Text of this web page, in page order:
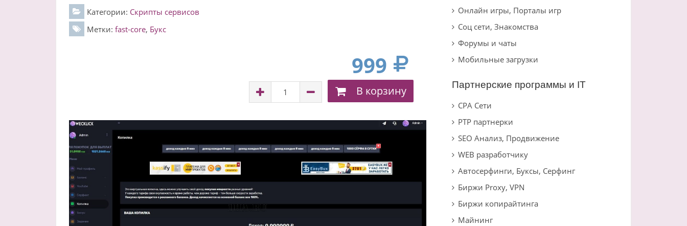
Категории: Скрипты сервисов
Метки: fast-core, Букс
999
В корзину
Онлайн игры, Порталы игр
Соц сети, Знакомства
Форумы и чаты
Мобильные загрузки
Партнерские программы и IT
CPA Сети
PTP партнерки
SEO Анализ, Продвижение
WEB разработчику
Автосерфинги, Буксы, Серфинг
Биржи Proxy, VPN
Биржи копирайтинга
Майнинг